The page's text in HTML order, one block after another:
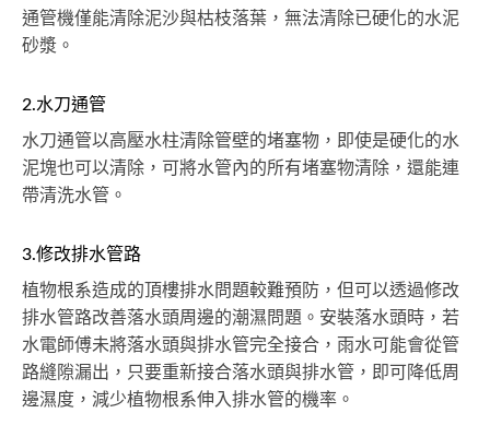
通管機僅能清除泥沙與枯枝落葉，無法清除已硬化的水泥
砂漿。
2.水刀通管
水刀通管以高壓水柱清除管壁的堵塞物，即使是硬化的水
泥塊也可以清除，可將水管內的所有堵塞物清除，還能連
帶清洗水管。
3.修改排水管路
植物根系造成的頂樓排水問題較難預防，但可以透過修改
排水管路改善落水頭周邊的潮濕問題。安裝落水頭時，若
水電師傅未將落水頭與排水管完全接合，雨水可能會從管
路縫隙漏出，只要重新接合落水頭與排水管，即可降低周
邊濕度，減少植物根系伸入排水管的機率。